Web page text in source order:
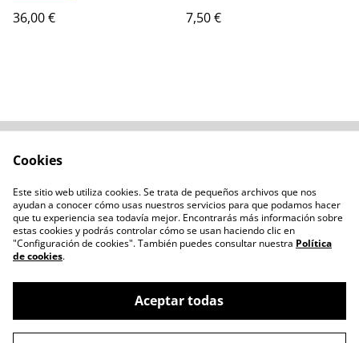
36,00 € 7,50 €
Política de privacidad
Administración de
cookies
©2026Chozo Blanco
Cookies
Este sitio web utiliza cookies. Se trata de pequeños archivos que nos
ayudan a conocer cómo usas nuestros servicios para que podamos hacer
que tu experiencia sea todavía mejor. Encontrarás más información sobre
estas cookies y podrás controlar cómo se usan haciendo clic en
"Configuración de cookies". También puedes consultar nuestra Política
de cookies.
Aceptar todas